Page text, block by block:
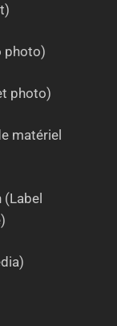
photo)
photo)
matériel
(Label